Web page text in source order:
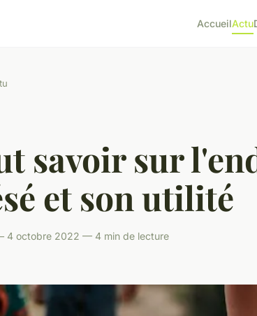
AccueilActu
savoir sur
et son utilité
4 octobre 2022 — 4 min de lecture